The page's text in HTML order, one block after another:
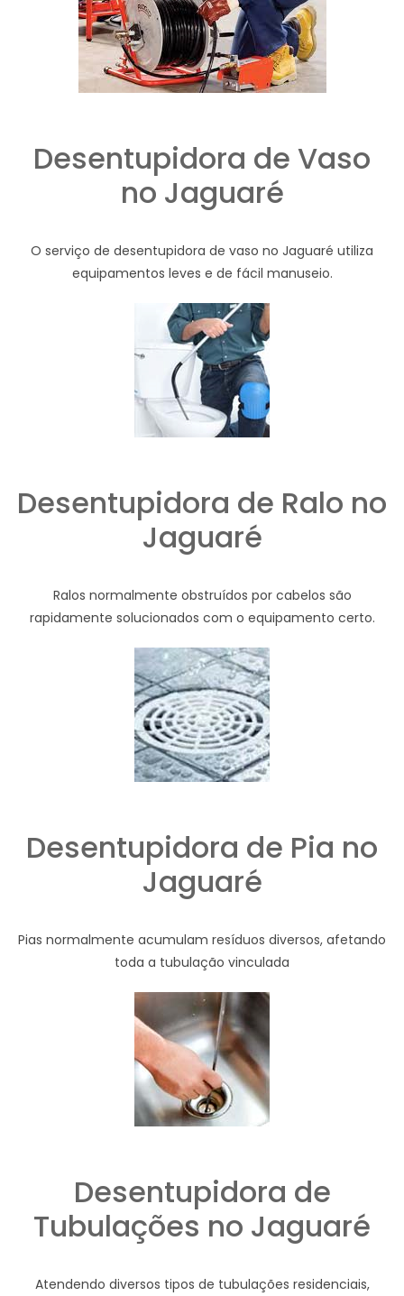
Desentupidora de Vaso
no Jaguaré
O serviço de desentupidora de vaso no Jaguaré utiliza
equipamentos leves e de fácil manuseio.
Desentupidora de Ralo no
Jaguaré
Ralos normalmente obstruídos por cabelos são
rapidamente solucionados com o equipamento certo.
Desentupidora de Pia no
Jaguaré
Pias normalmente acumulam resíduos diversos, afetando
toda a tubulação vinculada
Desentupidora de
Tubulações no Jaguaré
Atendendo diversos tipos de tubulações residenciais,